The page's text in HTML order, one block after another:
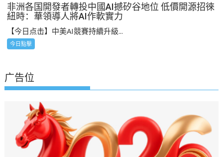
非洲各国開發者轉投中國AI撼矽谷地位 低價開源招徠
紐時：華領導人將AI作軟實力
【今日点击】中美AI競賽持續升級...
今日點擊
广告位